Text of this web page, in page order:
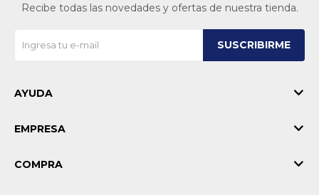
Recibe todas las novedades y ofertas de nuestra tienda.
SUSCRIBIRME
AYUDA
EMPRESA
COMPRA